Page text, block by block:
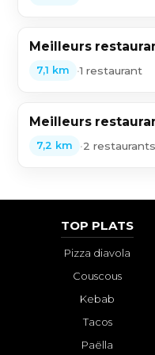
Meilleurs
7,1 km •1 restaurant
Meilleurs
7,2 km •2 restaurants
TOP PLATS
Pizza diavola
Couscous
Kebab
Tacos
Paëlla